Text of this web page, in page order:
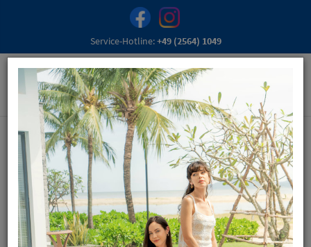
Service-Hotline:+49 (2564) 1049
Schuhhaus Siehoff
in Vreden, steht für Qualität, umfangreiche Beratung
und für zufriedene Kunden!
Besuchen Sie uns und überzeugen Sie sich von unserem